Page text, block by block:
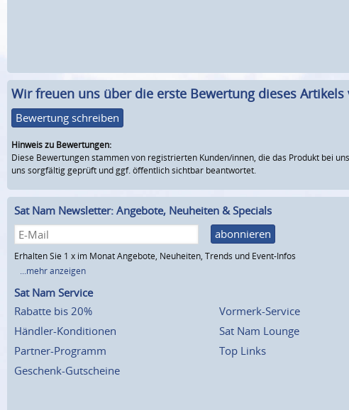
Wir freuen uns über die erste Bewertung dieses Artikels
Bewertung schreiben
Hinweis zu Bewertungen:
Diese Bewertungen stammen von registrierten Kunden/innen, die das Produkt bei
uns sorgfältig geprüft und ggf. öffentlich sichtbar beantwortet.
Sat Nam Newsletter: Angebote, Neuheiten & Specials
abonnieren
Erhalten Sie 1 x im Monat Angebote, Neuheiten, Trends und Event-Infos
...mehr anzeigen
Sat Nam Service
Rabatte bis 20%
Händler-Konditionen
Partner-Programm
Geschenk-Gutscheine
Vormerk-Service
Sat Nam Lounge
Top Links